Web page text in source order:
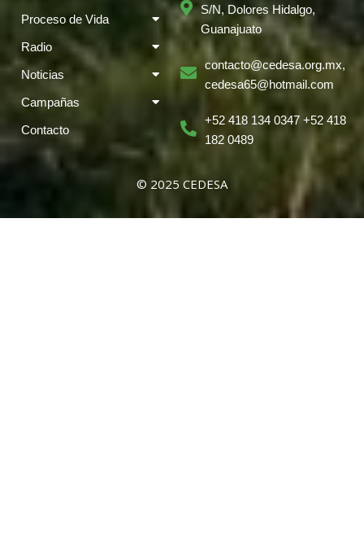
Proceso de Vida
Radio
Noticias
Campañas
Contacto
S/N, Dolores Hidalgo,
Guanajuato
contacto@cedesa.org.mx,
cedesa65@hotmail.com
+52 418 134 0347 +52 418
182 0489
© 2025 CEDESA